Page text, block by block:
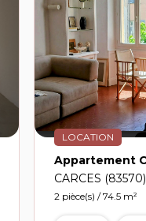
LOCATION
CARCES (83570)
2 pièce(s) / 74.5 m²